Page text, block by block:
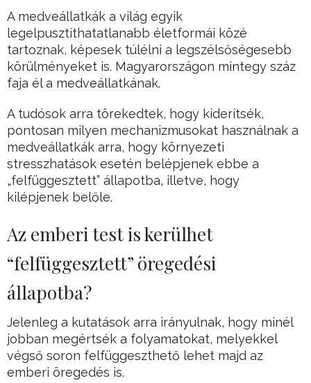
A medveállatkák a világ egyik
legelpusztíthatatlanabb életformái közé
tartoznak, képesek túlélni a legszélsőségesebb
körülményeket is. Magyarországon mintegy száz
faja él a medveállatkának.
A tudósok arra törekedtek, hogy kiderítsék,
pontosan milyen mechanizmusokat használnak a
medveállatkák arra, hogy környezeti
stresszhatások esetén belépjenek ebbe a
„felfüggesztett” állapotba, illetve, hogy
kilépjenek belőle.
Az emberi test is kerülhet
“felfüggesztett” öregedési
állapotba?
Jelenleg a kutatások arra irányulnak, hogy minél
jobban megértsék a folyamatokat, melyekkel
végső soron felfüggeszthető lehet majd az
emberi öregedés is.